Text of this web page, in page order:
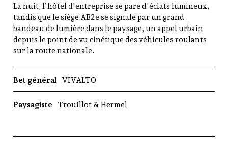
La nuit, l’hôtel d'entreprise se pare d'éclats lumineux,
tandis que le siège AB2e se signale par un grand
bandeau de lumière dans le paysage, un appel urbain
depuis le point de vu cinétique des véhicules roulants
sur la route nationale.
Bet général VIVALTO
Paysagiste Trouillot & Hermel